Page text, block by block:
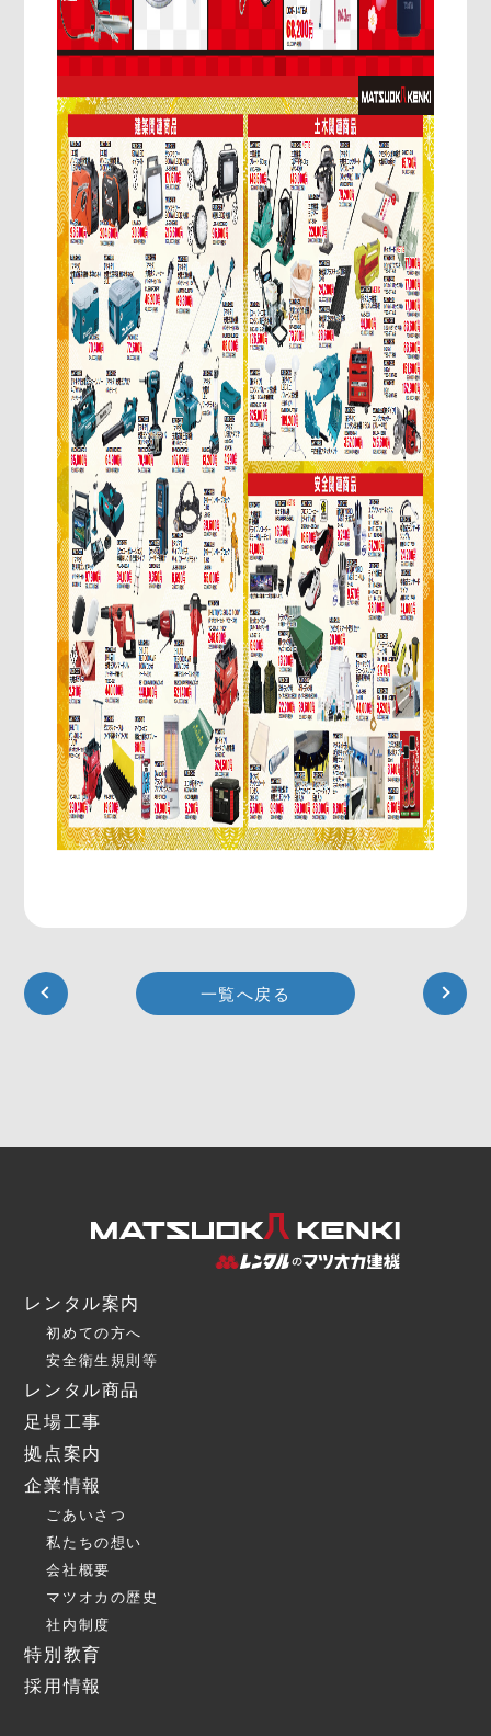
一覧へ戻る
レンタル案内
初めての方へ
安全衛生規則等
レンタル商品
足場工事
拠点案内
企業情報
ごあいさつ
私たちの想い
会社概要
マツオカの歴史
社内制度
特別教育
採用情報